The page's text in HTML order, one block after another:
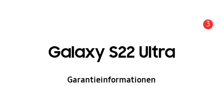
3
Galaxy S22 Ultra
Garantieinformationen